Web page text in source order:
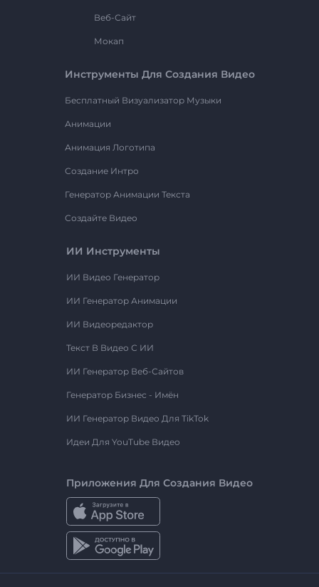
Веб-Сайт
Мокап
Инструменты Для Создания Видео
Бесплатный Визуализатор Музыки
Анимации
Анимация Логотипа
Создание Интро
Генератор Анимации Текста
Создайте Видео
ИИ Инструменты
ИИ Видео Генератор
ИИ Генератор Анимации
ИИ Видеоредактор
Текст В Видео С ИИ
ИИ Генератор Веб-Сайтов
Генератор Бизнес - Имён
ИИ Генератор Видео Для TikTok
Идеи Для YouTube Видео
Приложения Для Создания Видео